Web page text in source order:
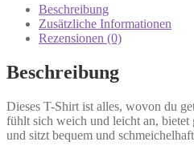
Beschreibung
Zusätzliche Informationen
Rezensionen (0)
Beschreibung
Dieses T-Shirt ist alles, wovon du
fühlt sich weich und leicht an,
und sitzt bequem und